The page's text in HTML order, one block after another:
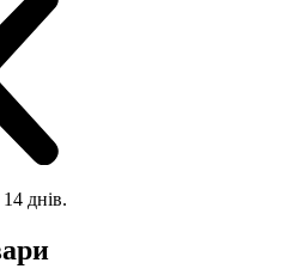
днів.